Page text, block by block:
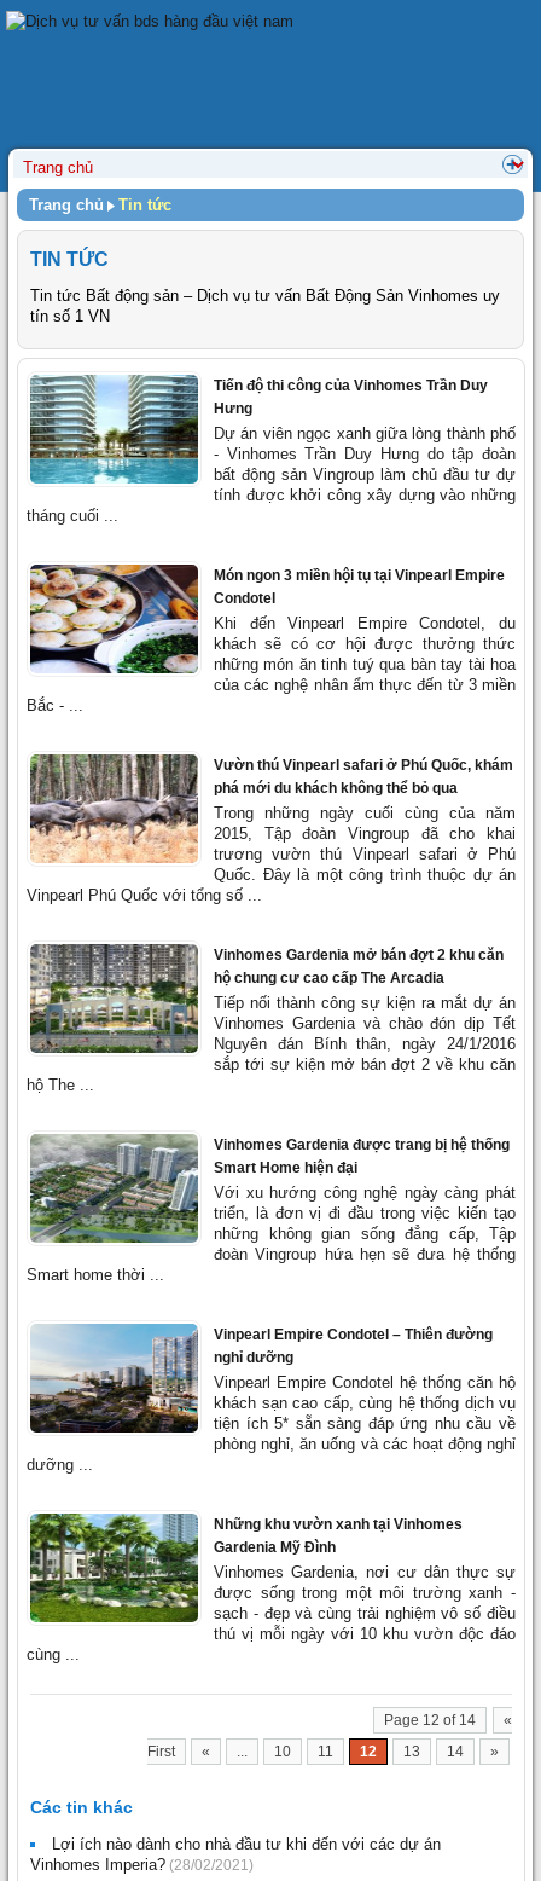
Trang chủ Tin tức
TIN TỨC
Tin tức Bất động sản – Dịch vụ tư vấn Bất Động Sản Vinhomes uy
tín số 1 VN
Tiến độ thi công của Vinhomes Trần Duy
Hưng
Dự án viên ngọc xanh giữa lòng thành phố
- Vinhomes Trần Duy Hưng do tập đoàn
bất động sản Vingroup làm chủ đầu tư dự
tính được khởi công xây dựng vào những
tháng cuối ...
Món ngon 3 miền hội tụ tại Vinpearl Empire
Condotel
Khi đến Vinpearl Empire Condotel, du
khách sẽ có cơ hội được thưởng thức
những món ăn tinh tuý qua bàn tay tài hoa
của các nghệ nhân ẩm thực đến từ 3 miền
Bắc - ...
Vườn thú Vinpearl safari ở Phú Quốc, khám
phá mới du khách không thể bỏ qua
Trong những ngày cuối cùng của năm
2015, Tập đoàn Vingroup đã cho khai
trương vườn thú Vinpearl safari ở Phú
Quốc. Đây là một công trình thuộc dự án
Vinpearl Phú Quốc với tổng số ...
Vinhomes Gardenia mở bán đợt 2 khu căn
hộ chung cư cao cấp The Arcadia
Tiếp nối thành công sự kiện ra mắt dự án
Vinhomes Gardenia và chào đón dịp Tết
Nguyên đán Bính thân, ngày 24/1/2016
sắp tới sự kiện mở bán đợt 2 về khu căn
hộ The ...
Vinhomes Gardenia được trang bị hệ thống
Smart Home hiện đại
Với xu hướng công nghệ ngày càng phát
triển, là đơn vị đi đầu trong việc kiến tạo
những không gian sống đẳng cấp, Tập
đoàn Vingroup hứa hẹn sẽ đưa hệ thống
Smart home thời ...
Vinpearl Empire Condotel – Thiên đường
nghỉ dưỡng
Vinpearl Empire Condotel hệ thống căn hộ
khách sạn cao cấp, cùng hệ thống dịch vụ
tiện ích 5* sẵn sàng đáp ứng nhu cầu về
phòng nghỉ, ăn uống và các hoạt động nghỉ
dưỡng ...
Những khu vườn xanh tại Vinhomes
Gardenia Mỹ Đình
Vinhomes Gardenia, nơi cư dân thực sự
được sống trong một môi trường xanh -
sạch - đẹp và cùng trải nghiệm vô số điều
thú vị mỗi ngày với 10 khu vườn độc đáo
cùng ...
Page 12 of 14
«
First
« ... 10 11 12 13 14 »
Các tin khác
Lợi ích nào dành cho nhà đầu tư khi đến với các dự án
Vinhomes Imperia? (28/02/2021)